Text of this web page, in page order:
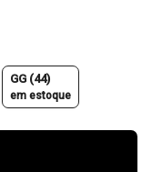
GG (44)
em estoque